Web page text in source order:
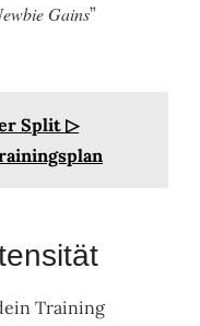
Gains”
Split ▷
Training